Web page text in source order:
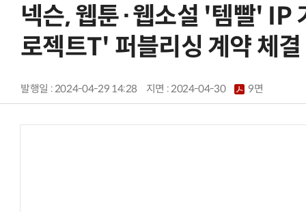
넥슨, 웹툰·웹소설 '템빨' IP
로젝트T' 퍼블리싱 계약 체결
발행일 : 2024-04-29 14:28 지면 :2024-04-30 9면